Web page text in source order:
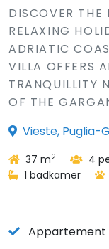
DISCOVER THE
RELAXING
ADRIATIC
VILLA OFFERS
TRANQUILLITY
OF THE
Vieste, Puglia-
37 m2 4
1 badkamer
Appartement